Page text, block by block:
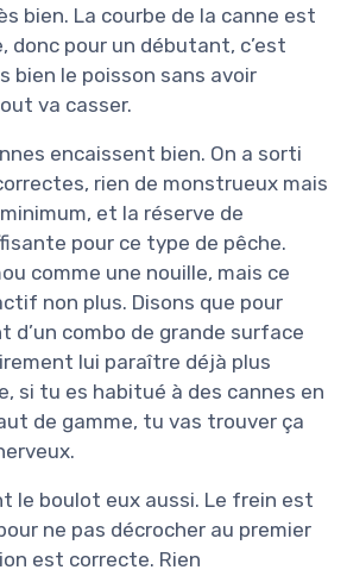
bien. La courbe de la canne est
donc pour un débutant, c’est
bien le poisson sans avoir
va casser.
encaissent bien. On a sorti
rien de monstrueux mais
et la réserve de
pour ce type de pêche.
comme une nouille, mais ce
non plus. Disons que pour
d’un combo de grande surface
lui paraître déjà plus
si tu es habitué à des cannes en
de gamme, tu vas trouver ça
le boulot eux aussi. Le frein est
ne pas décrocher au premier
est correcte. Rien